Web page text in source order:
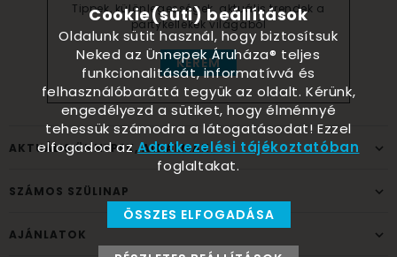
Tippek, különlegességek, aktuális trendek a
partykellékek világából
KÉREM
AKTUÁLIS ÜNNEPEK, ALKALMAK
SZÁMOS SZÜLINAP
AJÁNLATOK
Cookie(süti) beállítások
Oldalunk sütit használ, hogy biztosítsuk
Neked az Ünnepek Áruháza® teljes
funkcionalitását, informatívvá és
felhasználóbaráttá tegyük az oldalt. Kérünk,
engedélyezd a sütiket, hogy élménnyé
tehessük számodra a látogatásodat! Ezzel
elfogadod azAdatkezelési tájékoztatóban
foglaltakat.
ÖSSZES ELFOGADÁSA